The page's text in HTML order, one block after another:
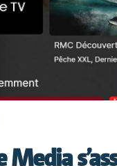
Media